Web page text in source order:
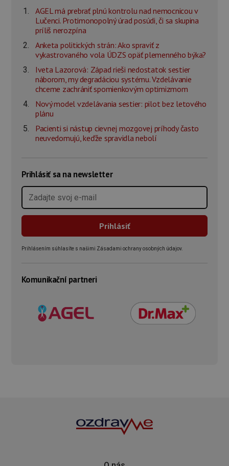
AGEL má prebrať plnú kontrolu nad nemocnicou v
Lučenci. Protimonopolný úrad posúdi, či sa skupina
príliš nerozpína
Anketa politických strán: Ako spraviť z
vykastrovaného vola ÚDZS opäť plemenného býka?
Iveta Lazorová: Západ rieši nedostatok sestier
náborom, my degradáciou systému. Vzdelávanie
chceme zachrániť spomienkovým optimizmom
Nový model vzdelávania sestier: pilot bez letového
plánu
Pacienti si nástup cievnej mozgovej príhody často
neuvedomujú, keďže spravidla nebolí
Prihlásiť sa na newsletter
Prihlásením súhlasíte s našimi Zásadami ochrany osobných údajov.
Komunikační partneri